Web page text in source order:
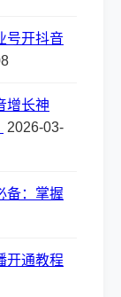
号开抖音
增长神
2026-03-
备：掌握
开通教程